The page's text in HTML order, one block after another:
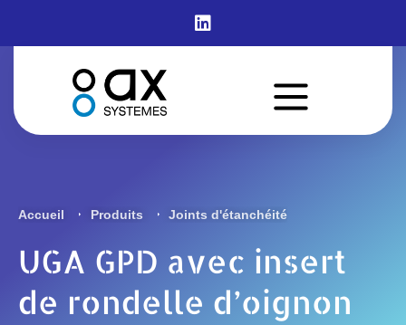
UGA GPD avec insert de
UGA GPD avec insert
de rondelle d’oignon
Accueil Produits Joints d'étanchéité